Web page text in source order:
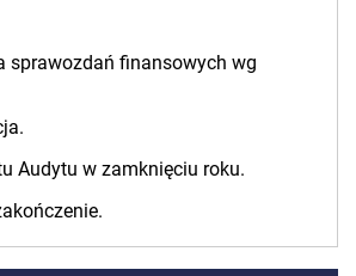
sprawozdań finansowych wg
Audytu w zamknięciu roku.